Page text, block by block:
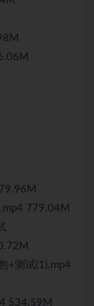
779.04M
+测试(1).mp4
534.59M